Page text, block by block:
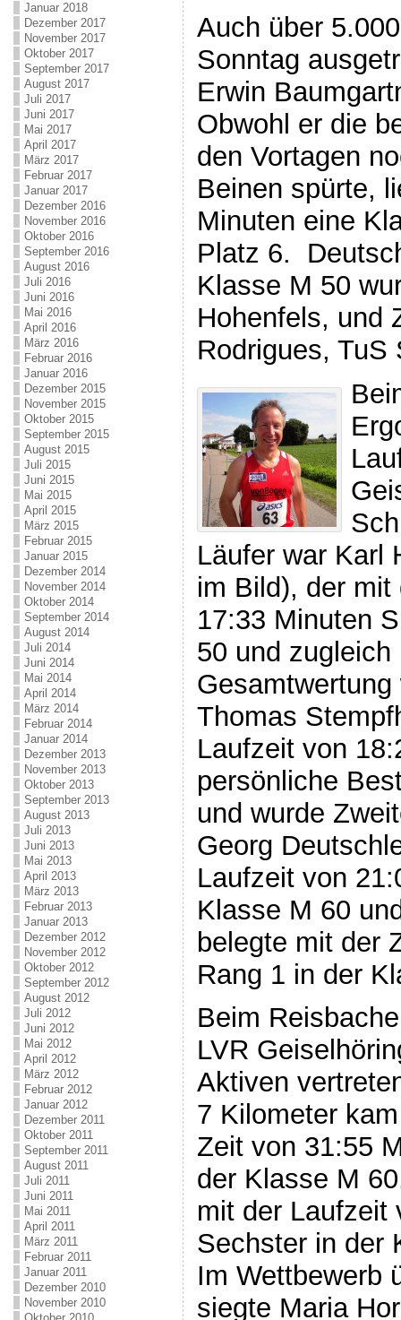
Januar 2018
Dezember 2017
November 2017
Oktober 2017
September 2017
August 2017
Juli 2017
Juni 2017
Mai 2017
April 2017
März 2017
Februar 2017
Januar 2017
Dezember 2016
November 2016
Oktober 2016
September 2016
August 2016
Juli 2016
Juni 2016
Mai 2016
April 2016
März 2016
Februar 2016
Januar 2016
Dezember 2015
November 2015
Oktober 2015
September 2015
August 2015
Juli 2015
Juni 2015
Mai 2015
April 2015
März 2015
Februar 2015
Januar 2015
Dezember 2014
November 2014
Oktober 2014
September 2014
August 2014
Juli 2014
Juni 2014
Mai 2014
April 2014
März 2014
Februar 2014
Januar 2014
Dezember 2013
November 2013
Oktober 2013
September 2013
August 2013
Juli 2013
Juni 2013
Mai 2013
April 2013
März 2013
Februar 2013
Januar 2013
Dezember 2012
November 2012
Oktober 2012
September 2012
August 2012
Juli 2012
Juni 2012
Mai 2012
April 2012
März 2012
Februar 2012
Januar 2012
Dezember 2011
Oktober 2011
September 2011
August 2011
Juli 2011
Juni 2011
Mai 2011
April 2011
März 2011
Februar 2011
Januar 2011
Dezember 2010
November 2010
Auch über
Sonntag
Erwin
Obwohl er die
den Vortagen
Beinen spürte,
Minuten eine
Platz 6.
Klasse M 50
Hohenfels, und
Rodrigues, TuS
Läufer war Karl
im Bild), der
17:33 Minuten
50 und
Gesamtwertung
Thomas
Laufzeit von
persönliche
und wurde
Georg
Laufzeit von
Klasse M 60
belegte mit der
Rang 1 in der
Beim
LVR
Aktiven
7 Kilometer
Zeit von 31:55
der Klasse M
mit der Laufzeit
Sechster in der
Im Wettbewerb
siegte Maria